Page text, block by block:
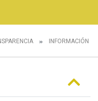
INFORMACIÓN